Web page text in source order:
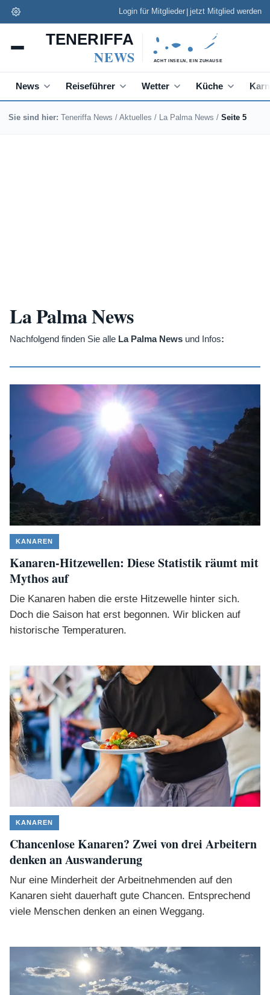
Login für Mitglieder | jetzt Mitglied werden
News Reiseführer Wetter Küche
Sie sind hier: Teneriffa News / Aktuelles / La Palma News / Seite 5
La Palma News
Nachfolgend finden Sie alle La Palma News und Infos:
KANAREN
Kanaren-Hitzewellen: Diese Statistik räumt mit
Mythos auf
Die Kanaren haben die erste Hitzewelle hinter sich.
Doch die Saison hat erst begonnen. Wir blicken auf
historische Temperaturen.
KANAREN
Chancenlose Kanaren? Zwei von drei Arbeitern
denken an Auswanderung
Nur eine Minderheit der Arbeitnehmenden auf den
Kanaren sieht dauerhaft gute Chancen. Entsprechend
viele Menschen denken an einen Weggang.
Teneriffa News App
Schneller lesen, Push zu Eilmeldungen